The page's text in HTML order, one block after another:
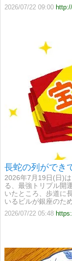
2026/07/22 09:00
長蛇の列ができ
2026年7月19日(日)
る、最強トリプル開
いたところ、歩道に
いるビルが銀座のた
2026/07/22 05:48